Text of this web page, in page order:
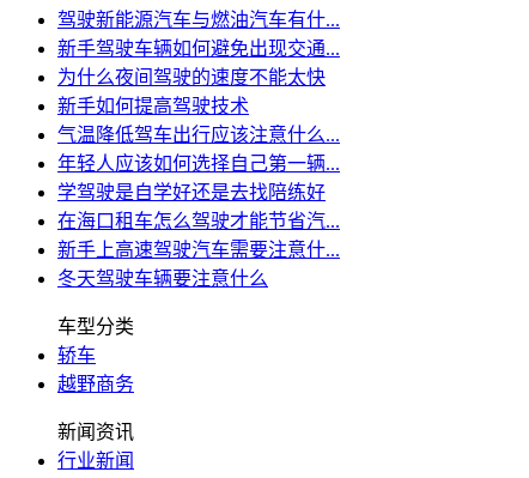
驾驶新能源汽车与燃油汽车有什...
新手驾驶车辆如何避免出现交通...
为什么夜间驾驶的速度不能太快
新手如何提高驾驶技术
气温降低驾车出行应该注意什么...
年轻人应该如何选择自己第一辆...
学驾驶是自学好还是去找陪练好
在海口租车怎么驾驶才能节省汽...
新手上高速驾驶汽车需要注意什...
冬天驾驶车辆要注意什么
车型分类
轿车
越野商务
新闻资讯
行业新闻